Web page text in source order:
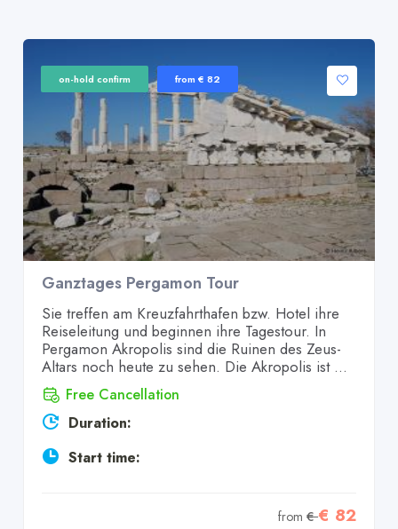
on-hold confirm from € 82
Ganztages Pergamon Tour
Sie treffen am Kreuzfahrthafen bzw. Hotel ihre
Reiseleitung und beginnen ihre Tagestour. In
Pergamon Akropolis sind die Ruinen des Zeus-
Altars noch heute zu sehen. Die Akropolis ist ...
Free Cancellation
Duration:
Start time:
from€€ 82